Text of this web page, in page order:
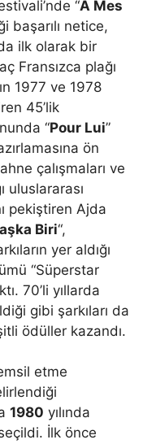
“A Mes
başarılı netice,
ilk olarak bir
Fransızca plağı
1977 ve 1978
45’lik
“Pour Lui”
ön
çalışmaları ve
uluslararası
pekiştiren Ajda
Biri“,
yer aldığı
“Süperstar
70’li yıllarda
gibi şarkıları da
ödüller kazandı.
etme
1980 yılında
İlk önce